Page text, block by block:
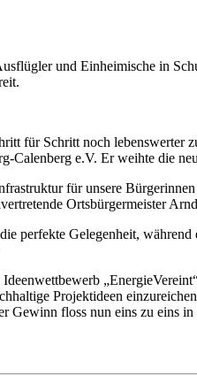
und Einheimische in
für Schritt noch lebenswerter
Calenberg e.V. Er weihte die
für unsere
Ortsbürgermeister
perfekte Gelegenheit,
Projektideen
Gewinn floss nun eins zu eins